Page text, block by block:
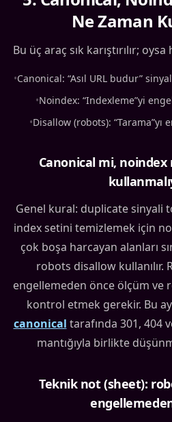
Ne Zaman
Bu üç araç sık karıştırılır;
•Canonical: “Asıl URL budur”
•Noindex: “Indexleme”yi
•Disallow (robots):
Canonical mi,
Genel kural: duplicate sinyali
index setini temizlemek için
çok boşa harcayan alanları
robots disallow kullanılır.
engellemeden önce ölçüm ve
kontrol etmek gerekir. Bu
canonical tarafında 301, 404
mantığıyla birlikte
Teknik not (sheet):